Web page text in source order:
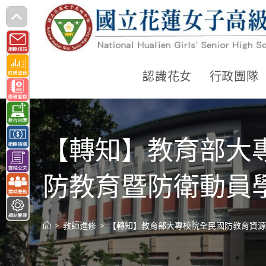
跳
轉
至
主
要
內
容
認識花女 行政團隊
【轉知】教育部
防教育暨防衛動員
> 教師進修 > 【轉知】教育部大專校院全民國防教育資